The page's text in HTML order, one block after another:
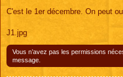
s
g
e
C'est le 1er décembre. On peut
J1.jpg
Vous n’avez pas les permissions
message.